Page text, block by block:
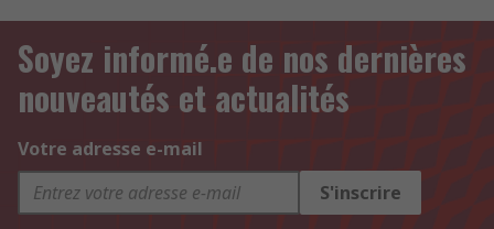
Soyez informé.e de nos dernières
nouveautés et actualités
Votre adresse e-mail
S'inscrire